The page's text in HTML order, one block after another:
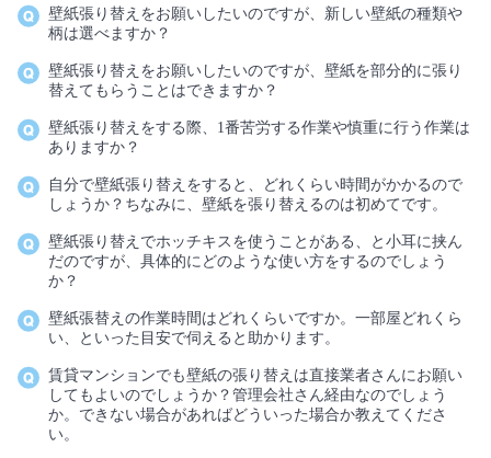
壁紙張り替えをお願いしたいのですが、新しい壁紙の種類や
柄は選べますか？
壁紙張り替えをお願いしたいのですが、壁紙を部分的に張り
替えてもらうことはできますか？
壁紙張り替えをする際、1番苦労する作業や慎重に行う作業は
ありますか？
自分で壁紙張り替えをすると、どれくらい時間がかかるので
しょうか？ちなみに、壁紙を張り替えるのは初めてです。
壁紙張り替えでホッチキスを使うことがある、と小耳に挟ん
だのですが、具体的にどのような使い方をするのでしょう
か？
壁紙張替えの作業時間はどれくらいですか。一部屋どれくら
い、といった目安で伺えると助かります。
賃貸マンションでも壁紙の張り替えは直接業者さんにお願い
してもよいのでしょうか？管理会社さん経由なのでしょう
か。できない場合があればどういった場合か教えてくださ
い。